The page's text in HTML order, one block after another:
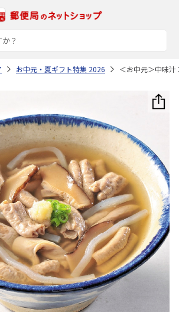
お中元・夏ギフト特集 2026 ＜お中元＞中味